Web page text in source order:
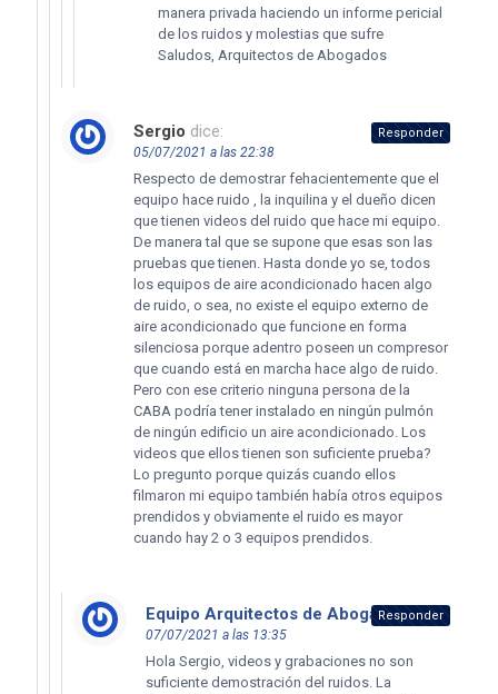
manera privada haciendo un informe pericial
de los ruidos y molestias que sufre
Saludos, Arquitectos de Abogados
Sergio dice:
05/07/2021 a las 22:38
Respecto de demostrar fehacientemente que el
equipo hace ruido , la inquilina y el dueño dicen
que tienen videos del ruido que hace mi equipo.
De manera tal que se supone que esas son las
pruebas que tienen. Hasta donde yo se, todos
los equipos de aire acondicionado hacen algo
de ruido, o sea, no existe el equipo externo de
aire acondicionado que funcione en forma
silenciosa porque adentro poseen un compresor
que cuando está en marcha hace algo de ruido.
Pero con ese criterio ninguna persona de la
CABA podría tener instalado en ningún pulmón
de ningún edificio un aire acondicionado. Los
videos que ellos tienen son suficiente prueba?
Lo pregunto porque quizás cuando ellos
filmaron mi equipo también había otros equipos
prendidos y obviamente el ruido es mayor
cuando hay 2 o 3 equipos prendidos.
Responder
Equipo Arquitectos de Abogados dice:
07/07/2021 a las 13:35
Hola Sergio, videos y grabaciones no son
suficiente demostración del ruidos. La
Responder